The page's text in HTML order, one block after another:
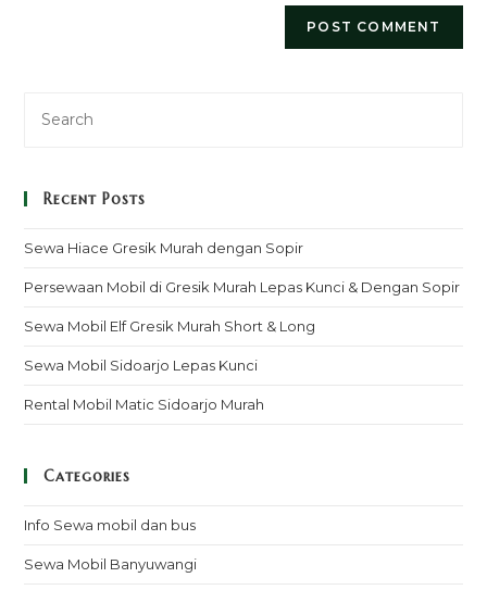
Recent Posts
Sewa Hiace Gresik Murah dengan Sopir
Persewaan Mobil di Gresik Murah Lepas Kunci & Dengan Sopir
Sewa Mobil Elf Gresik Murah Short & Long
Sewa Mobil Sidoarjo Lepas Kunci
Rental Mobil Matic Sidoarjo Murah
Categories
Info Sewa mobil dan bus
Sewa Mobil Banyuwangi